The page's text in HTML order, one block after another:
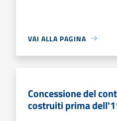
VAI ALLA PAGINA
Concessione del
costruiti prima